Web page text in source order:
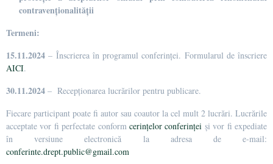
contravenționalității
Termeni:
15.11.2024 – Înscrierea în programul conferinței. Formularul de înscriere
AICI.
30.11.2024 – Recepționarea lucrărilor pentru publicare.
Fiecare participant poate fi autor sau coautor la cel mult 2 lucrări. Lucrările
acceptate vor fi perfectate conform cerințelor conferinței și vor fi expediate
în versiune electronică la adresa de e-mail:
conferinte.drept.public@gmail.com